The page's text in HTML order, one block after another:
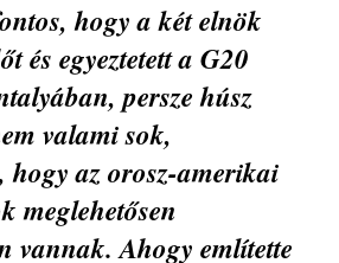
hogy a két elnök
és egyeztetett a G20
persze húsz
valami sok,
hogy az orosz-amerikai
meglehetősen
vannak. Ahogy említette